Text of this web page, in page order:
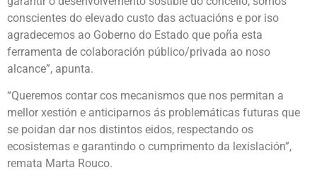
conscientes do elevado custo das actuacións e por iso
agradecemos ao Goberno do Estado que poña esta
ferramenta de colaboración público/privada ao noso
alcance”, apunta.
“Queremos contar cos mecanismos que nos permitan a
mellor xestión e anticiparnos ás problemáticas futuras que
se poidan dar nos distintos eidos, respectando os
ecosistemas e garantindo o cumprimento da lexislación”,
remata Marta Rouco.